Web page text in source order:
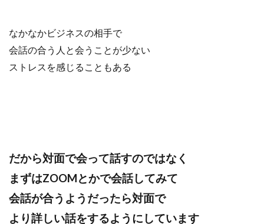
なかなかビジネスの相手で
会話の合う人と会うことが少ない
ストレスを感じることもある
だから対面で会って話すのではなく
まずはZOOMとかで会話してみて
会話が合うようだったら対面で
より詳しい話をするようにしています